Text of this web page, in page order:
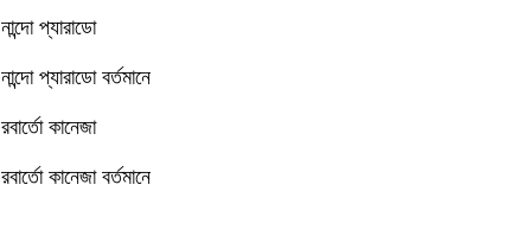
নান্দো প্যারাডো
নান্দো প্যারাডো বর্তমানে
রবার্তো কানেজা
রবার্তো কানেজা বর্তমানে